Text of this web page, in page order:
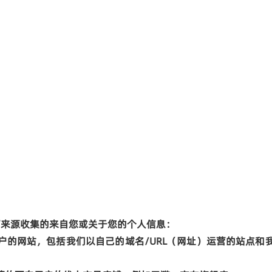
源收集的来自您或关于您的个人信息：
的网站，包括我们以自己的域名/URL（网址）运营的站点和